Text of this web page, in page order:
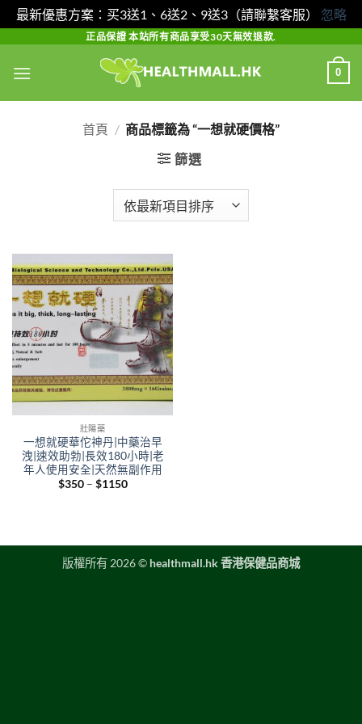
最新優惠方案：买3送1、6送2、9送3（請聯繫客服） 忽略
content
正品保證 本站所有商品享受30天無效退款.
0
首頁 / 商品標籤為 “一想就硬價格”
篩選
壯陽藥
一想就硬華佗神丹|中藥治早
洩|速效助勃|長效180小時|老
年人使用安全|天然無副作用
$350 – $1150Price
版權所有 2026 © healthmall.hk 香港保健品商城